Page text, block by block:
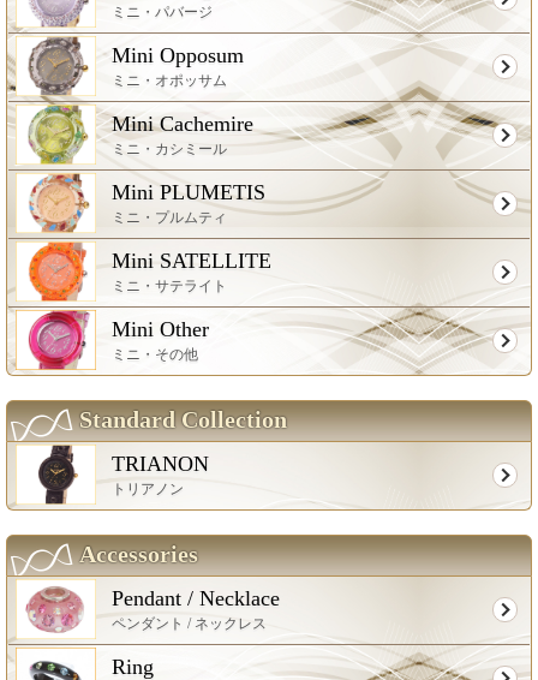
ミニ・パバージ
Mini Opposum
ミニ・オポッサム
Mini Cachemire
ミニ・カシミール
Mini PLUMETIS
ミニ・プルムティ
Mini SATELLITE
ミニ・サテライト
Mini Other
ミニ・その他
Standard Collection
TRIANON
トリアノン
Accessories
Pendant / Necklace
ペンダント / ネックレス
Ring